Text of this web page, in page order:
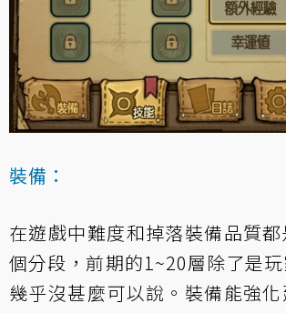
裝備：
在遊戲中難度和掉落裝備品質
個分段，前期的1~20層除了是
幾乎沒甚麼可以說。裝備能強